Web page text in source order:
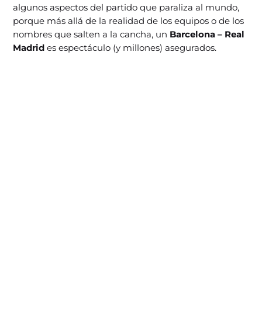
algunos aspectos del partido que paraliza al mundo,
porque más allá de la realidad de los equipos o de los
nombres que salten a la cancha, un Barcelona – Real
Madrid es espectáculo (y millones) asegurados.